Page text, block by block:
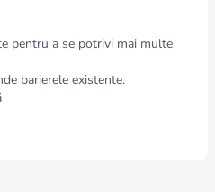
pentru a se potrivi mai multe
barierele existente.
x 7 x 7,2 cm